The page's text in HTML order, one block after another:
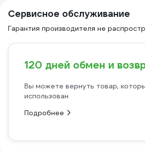
Сервисное обслуживание
Гарантия производителя не
120 дней обмен и
Вы можете вернуть товар,
использован
Подробнее